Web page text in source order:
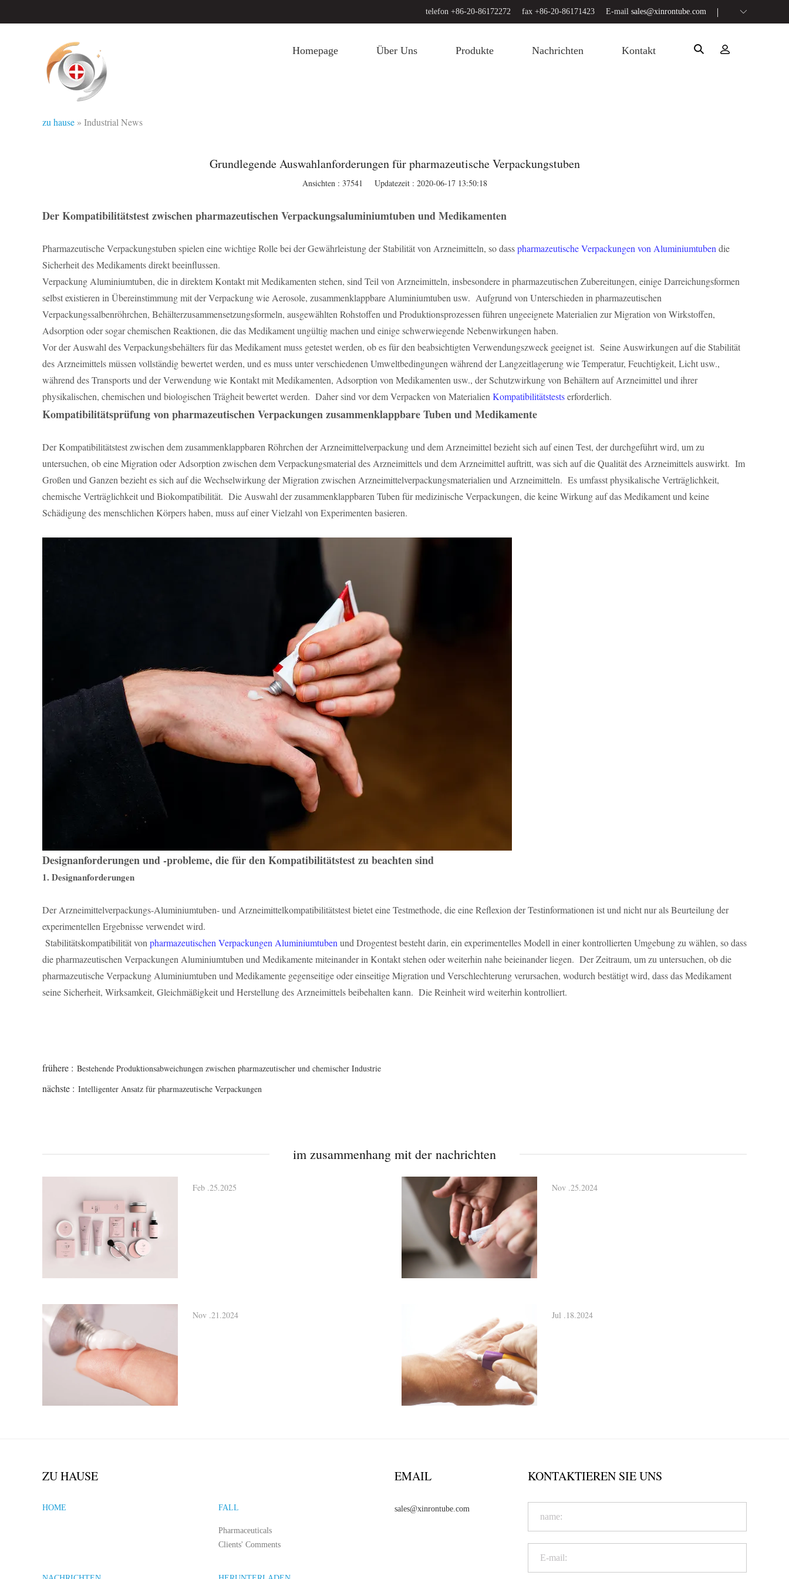
telefon +86-20-86172272 fax +86-20-86171423 E-mail sales@xinrontube.com
Homepage Über Uns Produkte Nachrichten Kontakt
zu hause » Industrial News
Grundlegende Auswahlanforderungen für pharmazeutische Verpackungstuben
Ansichten : 37541 Updatezeit : 2020-06-17 13:50:18
Der Kompatibilitätstest zwischen pharmazeutischen Verpackungsaluminiumtuben und Medikamenten
Pharmazeutische Verpackungstuben spielen eine wichtige Rolle bei der Gewährleistung der Stabilität von Arzneimitteln, so dasspharmazeutische Verpackungen von Aluminiumtuben die
Sicherheit des Medikaments direkt beeinflussen.
Verpackung Aluminiumtuben, die in direktem Kontakt mit Medikamenten stehen, sind Teil von Arzneimitteln, insbesondere in pharmazeutischen Zubereitungen, einige Darreichungsformen
selbst existieren in Übereinstimmung mit der Verpackung wie Aerosole, zusammenklappbare Aluminiumtuben usw. Aufgrund von Unterschieden in pharmazeutischen
Verpackungssalbenröhrchen, Behälterzusammensetzungsformeln, ausgewählten Rohstoffen und Produktionsprozessen führen ungeeignete Materialien zur Migration von Wirkstoffen,
Adsorption oder sogar chemischen Reaktionen, die das Medikament ungültig machen und einige schwerwiegende Nebenwirkungen haben.
Vor der Auswahl des Verpackungsbehälters für das Medikament muss getestet werden, ob es für den beabsichtigten Verwendungszweck geeignet ist. Seine Auswirkungen auf die Stabilität
des Arzneimittels müssen vollständig bewertet werden, und es muss unter verschiedenen Umweltbedingungen während der Langzeitlagerung wie Temperatur, Feuchtigkeit, Licht usw.,
während des Transports und der Verwendung wie Kontakt mit Medikamenten, Adsorption von Medikamenten usw., der Schutzwirkung von Behältern auf Arzneimittel und ihrer
physikalischen, chemischen und biologischen Trägheit bewertet werden. Daher sind vor dem Verpacken von Materialien Kompatibilitätstestserforderlich.
Kompatibilitätsprüfung von pharmazeutischen Verpackungen zusammenklappbare Tuben und Medikamente
Der Kompatibilitätstest zwischen dem zusammenklappbaren Röhrchen der Arzneimittelverpackung und dem Arzneimittel bezieht sich auf einen Test, der durchgeführt wird, um zu
untersuchen, ob eine Migration oder Adsorption zwischen dem Verpackungsmaterial des Arzneimittels und dem Arzneimittel auftritt, was sich auf die Qualität des Arzneimittels auswirkt. Im
Großen und Ganzen bezieht es sich auf die Wechselwirkung der Migration zwischen Arzneimittelverpackungsmaterialien und Arzneimitteln. Es umfasst physikalische Verträglichkeit,
chemische Verträglichkeit und Biokompatibilität. Die Auswahl der zusammenklappbaren Tuben für medizinische Verpackungen, die keine Wirkung auf das Medikament und keine
Schädigung des menschlichen Körpers haben, muss auf einer Vielzahl von Experimenten basieren.
Designanforderungen und -probleme, die für den Kompatibilitätstest zu beachten sind
1. Designanforderungen
Der Arzneimittelverpackungs-Aluminiumtuben- und Arzneimittelkompatibilitätstest bietet eine Testmethode, die eine Reflexion der Testinformationen ist und nicht nur als Beurteilung der
experimentellen Ergebnisse verwendet wird.
Stabilitätskompatibilität von pharmazeutischen Verpackungen Aluminiumtuben und Drogentest besteht darin, ein experimentelles Modell in einer kontrollierten Umgebung zu wählen, so dass
die pharmazeutischen Verpackungen Aluminiumtuben und Medikamente miteinander in Kontakt stehen oder weiterhin nahe beieinander liegen. Der Zeitraum, um zu untersuchen, ob die
pharmazeutische Verpackung Aluminiumtuben und Medikamente gegenseitige oder einseitige Migration und Verschlechterung verursachen, wodurch bestätigt wird, dass das Medikament
seine Sicherheit, Wirksamkeit, Gleichmäßigkeit und Herstellung des Arzneimittels beibehalten kann. Die Reinheit wird weiterhin kontrolliert.
frühere : Bestehende Produktionsabweichungen zwischen pharmazeutischer und chemischer Industrie
nächste : Intelligenter Ansatz für pharmazeutische Verpackungen
im zusammenhang mit der nachrichten
Feb .25.2025 Nov .25.2024
Nov .21.2024 Jul .18.2024
ZU HAUSE
HOME FALL
Pharmaceuticals
Clients' Comments
EMAIL
sales@xinrontube.com
KONTAKTIEREN SIE UNS